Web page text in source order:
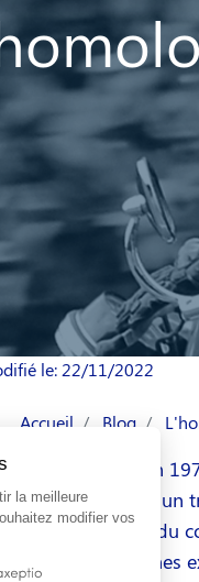
le: 22/11/2022
Accueil Blog
Depuis le 28 juin
motocyclette, d’un
(Article R431-1
du
respecter certaines